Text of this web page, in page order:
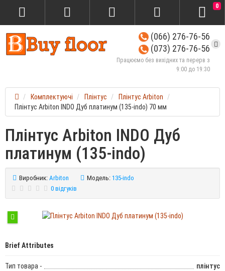
(066) 276-76-56
(073) 276-76-56
Працюємо без вихідних та перерв з
9:00 до 19:30
0
Комплектуючі Плінтус
Плінтус Arbiton
Плінтус Arbiton INDO Дуб платинум (135-indo) 70 мм
Плінтус Arbiton INDO Дуб
платинум (135-indo)
Виробник: Arbiton Модель: 135-indo
0 відгуків
Brief Attributes
Тип товара -
плінтус